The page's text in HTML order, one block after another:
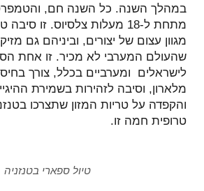
במהלך השנה. כל השנה חם,
מתחת ל-18 מעלות צלסיוס. זו
מגוון עצום של יצורים, וביניהם גם
שהעולם המערבי לא מכיר. זו אחת
לישראלים ומערביים בכלל, צורך
מלארון, וסיבה לזהירות בשמירת
והקפדה על טריות המזון שתצרכו
טרופית חמה זו.
טיול ספארי בטנזניה